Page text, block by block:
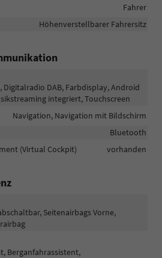
Fahrer
Höhenverstellbarer Fahrersitz
Digitalradio DAB, Farbdisplay, Android
integriert, Touchscreen
Navigation, Navigation mit Bildschirm
Bluetooth
(Virtual Cockpit)
vorhanden
Seitenairbags Vorne,
Berganfahrassistent,